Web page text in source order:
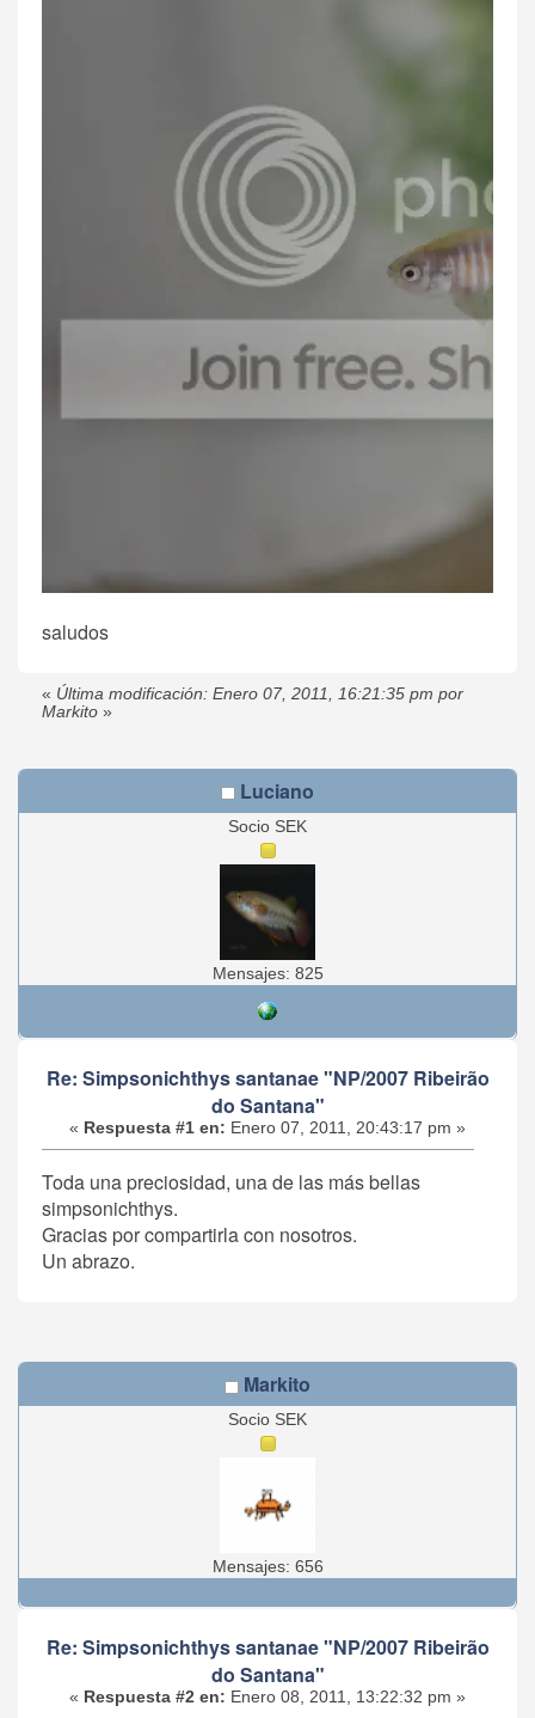
saludos
« Última modificación: Enero 07, 2011, 16:21:35 pm por
Markito »
Luciano
Socio SEK
Mensajes: 825
Re: Simpsonichthys santanae "NP/2007 Ribeirão
do Santana"
« Respuesta #1 en: Enero 07, 2011, 20:43:17 pm »
Toda una preciosidad, una de las más bellas
simpsonichthys.
Gracias por compartirla con nosotros.
Un abrazo.
Markito
Socio SEK
Mensajes: 656
Re: Simpsonichthys santanae "NP/2007 Ribeirão
do Santana"
« Respuesta #2 en: Enero 08, 2011, 13:22:32 pm »